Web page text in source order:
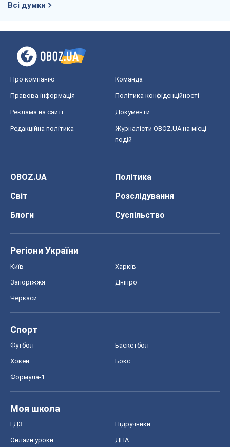
Всі думки
Про компанію Команда
Правова інформація Політика конфіденційності
Реклама на сайті Документи
Редакційна політика
Журналісти OBOZ.UA на місці
подій
OBOZ.UA
Політика
Світ
Розслідування
Блоги
Суспільство
Регіони України
Київ Харків
Запоріжжя Дніпро
Черкаси
Спорт
Футбол Баскетбол
Хокей Бокс
Формула-1
Моя школа
ГДЗ Підручники
Онлайн уроки ДПА